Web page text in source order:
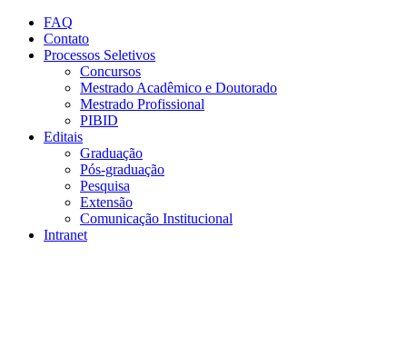
Conteúdo principal
FAQ
Contato
Processos Seletivos
Concursos
Mestrado Acadêmico e Doutorado
Mestrado Profissional
PIBID
Editais
Graduação
Pós-graduação
Pesquisa
Extensão
Comunicação Institucional
Intranet